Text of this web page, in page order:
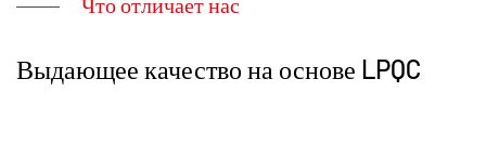
Выдающее качество на основе LPQC